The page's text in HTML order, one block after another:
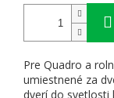
Pre Quadro a
umiestnené za
dverí do svetlosti